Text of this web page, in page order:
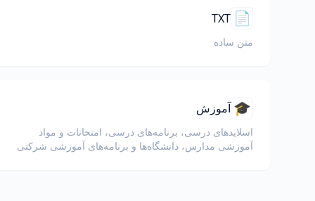
📄
TXT
متن ساده
🎓 آموزش
اسلایدهای درسی، برنامه‌های درسی، امتحانات و مواد
آموزشی مدارس، دانشگاه‌ها و برنامه‌های آموزشی شرکتی